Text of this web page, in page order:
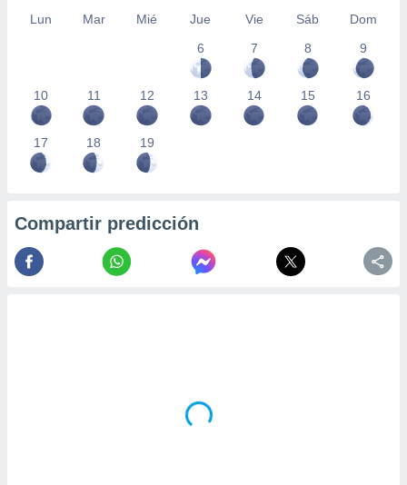
Lun Mar Mié Jue Vie Sáb
Dom
6
7 8 9
10 11 12 13 14 15 16
17 18 19
Compartir predicción